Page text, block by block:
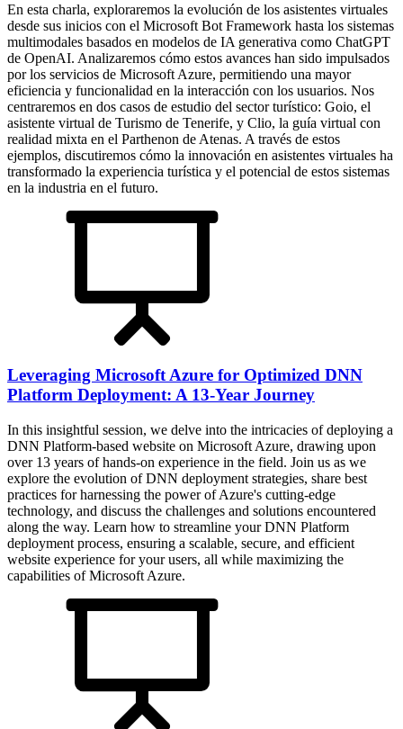
En esta charla, exploraremos la evolución de los asistentes virtuales
desde sus inicios con el Microsoft Bot Framework hasta los sistemas
multimodales basados en modelos de IA generativa como ChatGPT
de OpenAI. Analizaremos cómo estos avances han sido impulsados
por los servicios de Microsoft Azure, permitiendo una mayor
eficiencia y funcionalidad en la interacción con los usuarios. Nos
centraremos en dos casos de estudio del sector turístico: Goio, el
asistente virtual de Turismo de Tenerife, y Clio, la guía virtual con
realidad mixta en el Parthenon de Atenas. A través de estos
ejemplos, discutiremos cómo la innovación en asistentes virtuales ha
transformado la experiencia turística y el potencial de estos sistemas
en la industria en el futuro.
Leveraging Microsoft Azure for Optimized DNN
Platform Deployment: A 13-Year Journey
In this insightful session, we delve into the intricacies of deploying a
DNN Platform-based website on Microsoft Azure, drawing upon
over 13 years of hands-on experience in the field. Join us as we
explore the evolution of DNN deployment strategies, share best
practices for harnessing the power of Azure's cutting-edge
technology, and discuss the challenges and solutions encountered
along the way. Learn how to streamline your DNN Platform
deployment process, ensuring a scalable, secure, and efficient
website experience for your users, all while maximizing the
capabilities of Microsoft Azure.